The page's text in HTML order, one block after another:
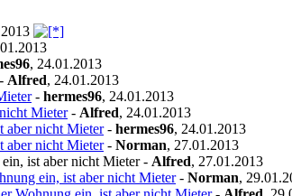
, 24.01.2013
Alfred, 24.01.2013
- hermes96, 24.01.2013
Mieter- Alfred, 24.01.2013
aber nicht Mieter- hermes96, 24.01.2013
aber nicht Mieter- Norman, 27.01.2013
ist aber nicht Mieter- Alfred, 27.01.2013
ein, ist aber nicht Mieter- Norman,